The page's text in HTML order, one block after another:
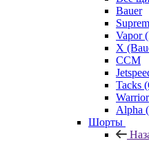
Bauer
Vapor
X
CCM
Tacks
Warrior
Alpha
Шорты